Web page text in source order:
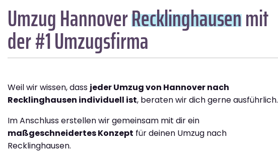
Umzug HannoverRecklinghausenmit
der #1 Umzugsfirma
Weil wir wissen, dass jeder Umzug von Hannover nach
Recklinghausen individuell ist, beraten wir dich gerne ausführlich.
Im Anschluss erstellen wir gemeinsam mit dir ein
maßgeschneidertes Konzept für deinen Umzug nach
Recklinghausen.